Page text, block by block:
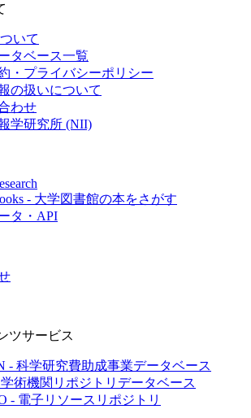
いて
タベース一覧
・プライバシーポリシー
の扱いについて
わせ
学研究所 (NII)
- 大学図書館の本をさがす
タ・API
ツサービス
- 科学研究費助成事業データベース
術機関リポジトリデータベース
- 電子リソースリポジトリ